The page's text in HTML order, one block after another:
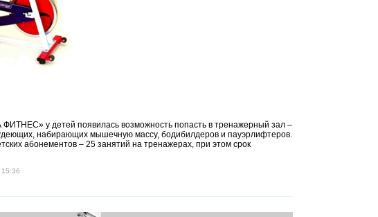
у детей появилась возможность попасть в тренажерный зал –
набирающих мышечную массу, бодибилдеров и пауэрлифтеров.
абонементов – 25 занятий на тренажерах, при этом срок